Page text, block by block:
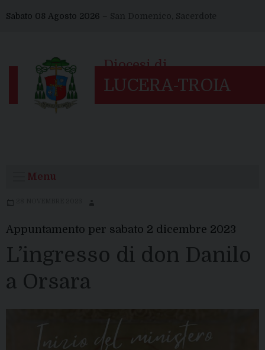
toSabato 08 Agosto 2026 – San Domenico, Sacerdote
Menu
Appuntamento per sabato 2 dicembre 2023
L’ingresso di don Danilo
a Orsara